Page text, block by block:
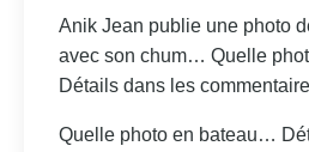
Anik Jean publie une photo
avec son chum… Quelle
Détails dans les
Quelle photo en bateau…